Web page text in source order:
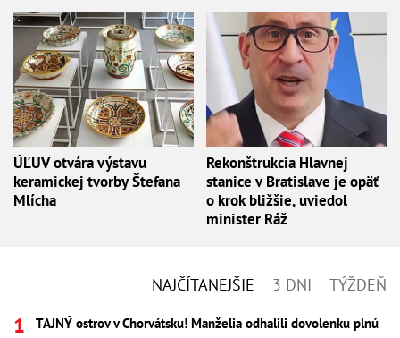
ÚĽUV otvára výstavu
keramickej tvorby Štefana
Mlícha
Rekonštrukcia Hlavnej
stanice v Bratislave je opäť
o krok bližšie, uviedol
minister Ráž
NAJČÍTANEJŠIE 3 DNI TÝŽDEŇ
TAJNÝ ostrov v Chorvátsku! Manželia odhalili dovolenku plnú